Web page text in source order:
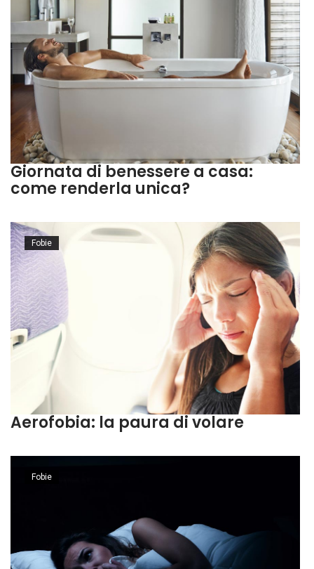
Giornata di benessere a casa:
come renderla unica?
Aerofobia: la paura di volare
Fobie
Fobie